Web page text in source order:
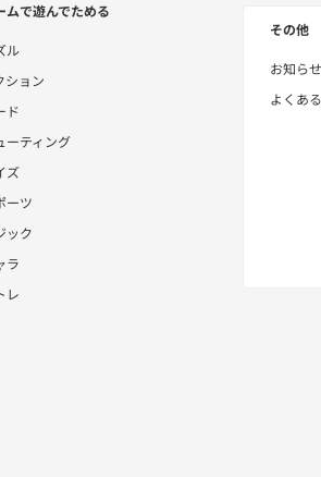
ムで遊んでためる
ル
ション
ド
ーティング
ズ
ーツ
ック
ラ
レ
その他
お知らせ
よくあ